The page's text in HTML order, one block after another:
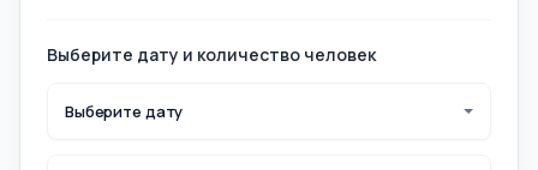
Выберите дату и количество человек
Выберите дату